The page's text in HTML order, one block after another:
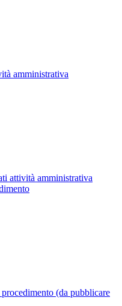
amministrativa
attività amministrativa
(da pubblicare